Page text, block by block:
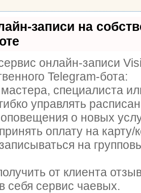
записи на
онлайн-записи
Telegram-бота:
специалиста
управлять
о новых
оплату на карту/
на
от клиента
себя сервис чаевых.